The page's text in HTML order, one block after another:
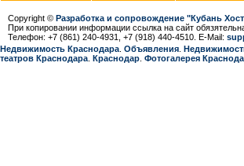
Copyright © Разработка и сопровождение "Кубань
При копировании информации ссылка на сайт
Телефон: +7 (861) 240-4931, +7 (918) 440-4510. E-Mail:
Недвижимость Краснодара Объявления
театров Краснодара Краснодар Фотогалерея